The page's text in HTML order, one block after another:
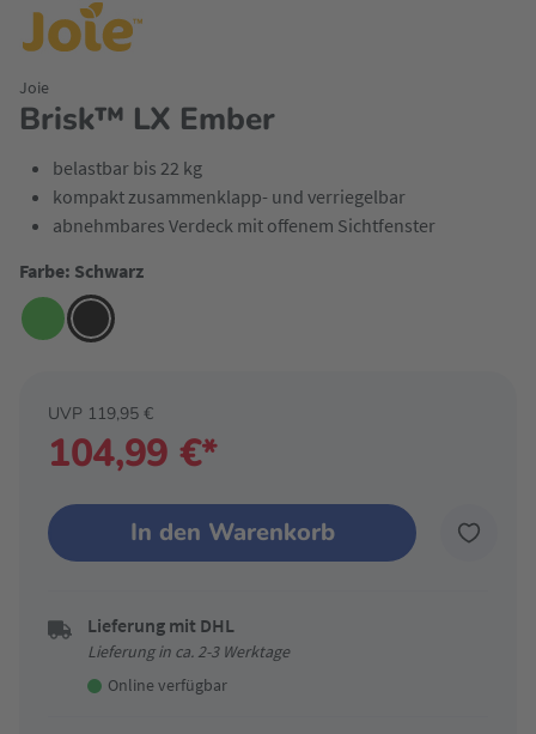
Brisk™ LX Ember
Joie
belastbar bis 22 kg
kompakt zusammenklapp- und verriegelbar
abnehmbares Verdeck mit offenem Sichtfenster
Farbe: Schwarz
104,99 €*
UVP 119,95 €
In den Warenkorb
Lieferung mit DHL
Lieferung in ca. 2-3 Werktage
Online verfügbar